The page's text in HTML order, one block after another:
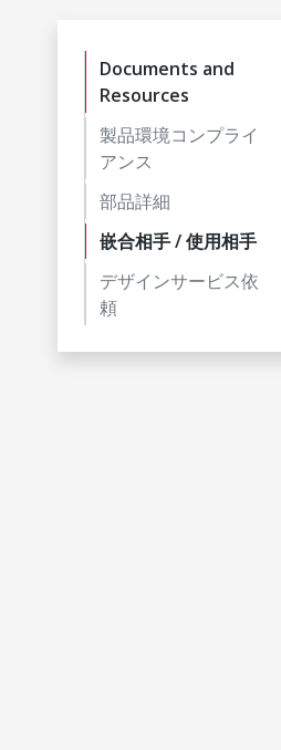
Documents and
Resources
製品環境コンプライ
アンス
部品詳細
嵌合相手 / 使用相手
デザインサービス依
頼